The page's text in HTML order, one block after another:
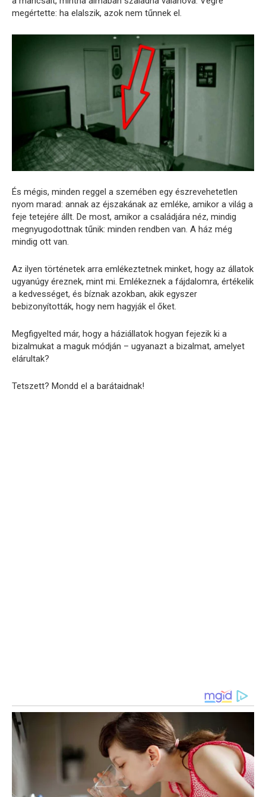
megértette: ha elalszik, azok nem tűnnek el.
És mégis, minden reggel a szemében egy észrevehetetlen
nyom marad: annak az éjszakának az emléke, amikor a világ a
feje tetejére állt. De most, amikor a családjára néz, mindig
megnyugodottnak tűnik: minden rendben van. A ház még
mindig ott van.
Az ilyen történetek arra emlékeztetnek minket, hogy az állatok
ugyanúgy éreznek, mint mi. Emlékeznek a fájdalomra, értékelik
a kedvességet, és bíznak azokban, akik egyszer
bebizonyították, hogy nem hagyják el őket.
Megfigyelted már, hogy a háziállatok hogyan fejezik ki a
bizalmukat a maguk módján – ugyanazt a bizalmat, amelyet
elárultak?
Tetszett? Mondd el a barátaidnak!